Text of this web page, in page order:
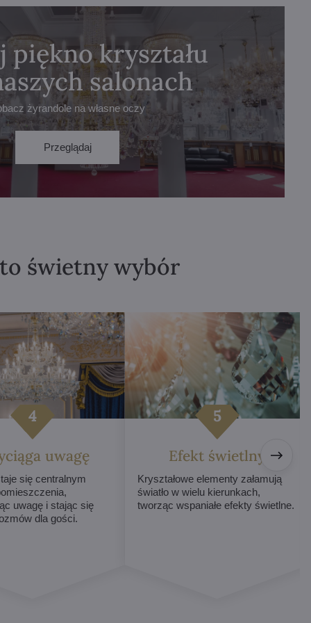
piękno kryształu
salonach
żyrandole na własne oczy
Przeglądaj
świetny wybór
uwagę
się centralnym
uwagę i stając się
dla gości.
Efekt świetlny
Kryształowe elementy załamują
światło w wielu kierunkach,
tworząc wspaniałe efekty świetlne.